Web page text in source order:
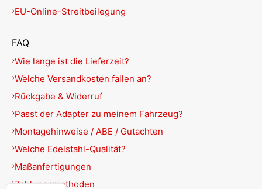
EU-Online-Streitbeilegung
FAQ
Wie lange ist die Lieferzeit?
Welche Versandkosten fallen an?
Rückgabe & Widerruf
Passt der Adapter zu meinem Fahrzeug?
Montagehinweise / ABE / Gutachten
Welche Edelstahl-Qualität?
Maßanfertigungen
Zahlungsmethoden
English